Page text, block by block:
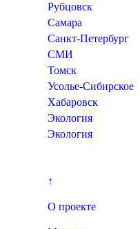
Рубцовск
Самара
Санкт-Петербург
СМИ
Томск
Усолье-Сибирское
Хабаровск
Экология
Экология
↑
О проекте